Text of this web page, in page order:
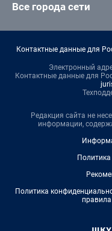
Все города сети
Контактные данные для
Электронный
Контактные данные для
Редакция сайта не
информации,
Политика